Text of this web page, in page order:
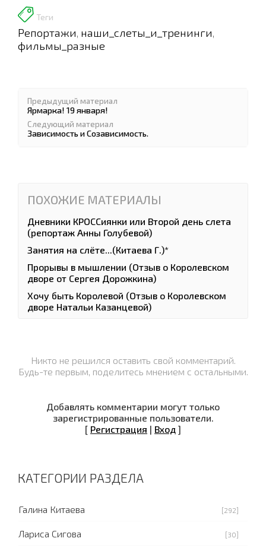
Теги
Репортажи наши_слеты_и_тренинги
фильмы_разные
Предыдущий материал
Ярмарка! 19 января!
Следующий материал
Зависимость и Созависимость.
ПОХОЖИЕ МАТЕРИАЛЫ
Дневники КРОССиянки или Второй день слета
(репортаж Анны Голубевой)
Занятия на слёте...(Китаева Г.)*
Прорывы в мышлении (Отзыв о Королевском
дворе от Сергея Дорожкина)
Хочу быть Королевой (Отзыв о Королевском
дворе Натальи Казанцевой)
Никто не решился оставить свой комментарий.
Будь-те первым, поделитесь мнением с остальными.
Добавлять комментарии могут только
зарегистрированные пользователи.
[ Регистрация | Вход ]
КАТЕГОРИИ РАЗДЕЛА
Галина Китаева [292]
Лариса Сигова [30]